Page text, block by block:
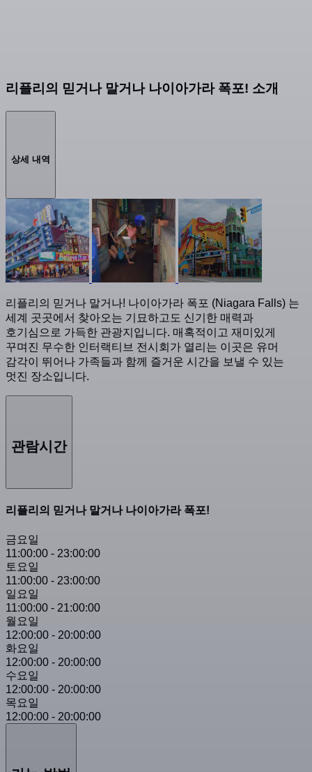
리플리의 믿거나 말거나 나이아가라 폭포! 소개
상세 내역
리플리의 믿거나 말거나! 나이아가라 폭포 (Niagara Falls) 는
세계 곳곳에서 찾아오는 기묘하고도 신기한 매력과
호기심으로 가득한 관광지입니다. 매혹적이고 재미있게
꾸며진 무수한 인터랙티브 전시회가 열리는 이곳은 유머
감각이 뛰어나 가족들과 함께 즐거운 시간을 보낼 수 있는
멋진 장소입니다.
관람시간
리플리의 믿거나 말거나 나이아가라 폭포!
금요일
11:00:00 - 23:00:00
토요일
11:00:00 - 23:00:00
일요일
11:00:00 - 21:00:00
월요일
12:00:00 - 20:00:00
화요일
12:00:00 - 20:00:00
수요일
12:00:00 - 20:00:00
목요일
12:00:00 - 20:00:00